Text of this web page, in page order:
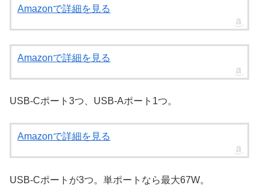
Amazonで詳細を見る
Amazonで詳細を見る
USB-Cポート3つ、USB-Aポート1つ。
Amazonで詳細を見る
USB-Cポートが3つ。単ポートなら最大67W。